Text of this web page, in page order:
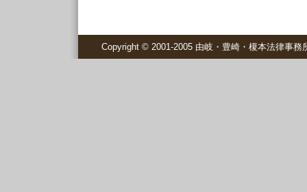
Copyright © 2001-2005 由岐・豊崎・榎本法律事